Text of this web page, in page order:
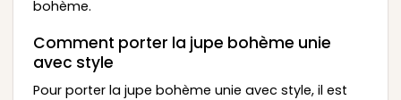
bohème.
Comment porter la jupe bohème unie
avec style
Pour porter la jupe bohème unie avec style, il est